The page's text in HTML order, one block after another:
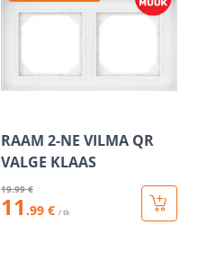
RAAM 2-NE VILMA QR
VALGE KLAAS
19.99 €
11 .99 € / tk